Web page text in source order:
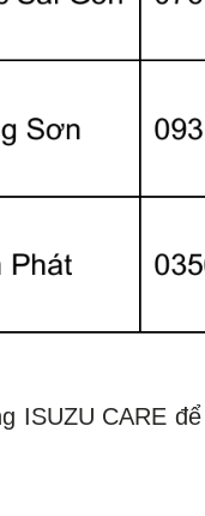
ISUZU CARE